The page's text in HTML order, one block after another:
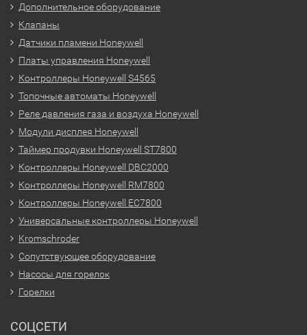
Дополнительное оборудование
Клапаны
Датчики пламени Honeywell
Платы управления Honeywell
Контроллеры Honeywell S4565
Топочные автоматы Honeywell
Реле давления газа и воздуха Honeywell
Модули дисплея Honeywell
Таймер продувки Honeywell ST7800
Контроллеры Honeywell DBC2000
Контроллеры Honeywell RM7800
Контроллеры Honeywell EC7800
Универсальные контроллеры Honeywell
Kromschroder
Сопутствующее оборудование
Насосы для горелок
Горелки
СОЦСЕТИ